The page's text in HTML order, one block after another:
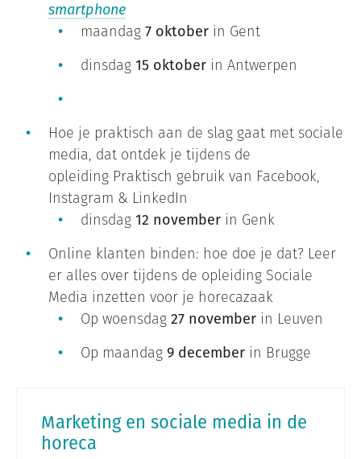
smartphone
maandag 7 oktober in Gent
dinsdag 15 oktober in Antwerpen
Hoe je praktisch aan de slag gaat met sociale
media, dat ontdek je tijdens de
opleiding Praktisch gebruik van Facebook,
Instagram & LinkedIn
dinsdag 12 november in Genk
Online klanten binden: hoe doe je dat? Leer
er alles over tijdens de opleiding Sociale
Media inzetten voor je horecazaak
Op woensdag 27 november in Leuven
Op maandag 9 december in Brugge
Marketing en sociale media in de
horeca